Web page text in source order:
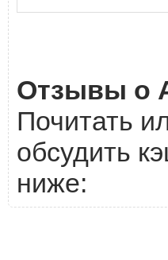
Отзывы о
Почитать
обсудить
ниже: